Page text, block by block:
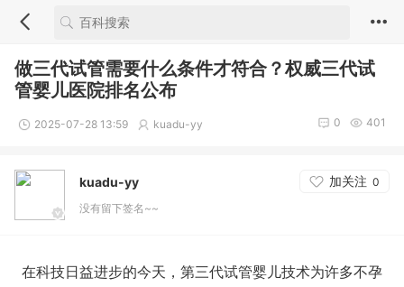
做三代试管需要什么条件才符合？权威三代试
管婴儿医院排名公布
2025-07-28 13:59 kuadu-yy 401
0
kuadu-yy 加关注 0
没有留下签名~~
在科技日益进步的今天，第三代试管婴儿技术为许多不孕